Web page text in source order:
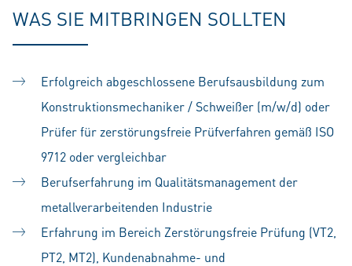
WAS SIE MITBRINGEN SOLLTEN
Erfolgreich abgeschlossene Berufsausbildung zum
Konstruktionsmechaniker / Schweißer (m/w/d) oder
Prüfer für zerstörungsfreie Prüfverfahren gemäß ISO
9712 oder vergleichbar
Berufserfahrung im Qualitätsmanagement der
metallverarbeitenden Industrie
Erfahrung im Bereich Zerstörungsfreie Prüfung (VT2,
PT2, MT2), Kundenabnahme- und